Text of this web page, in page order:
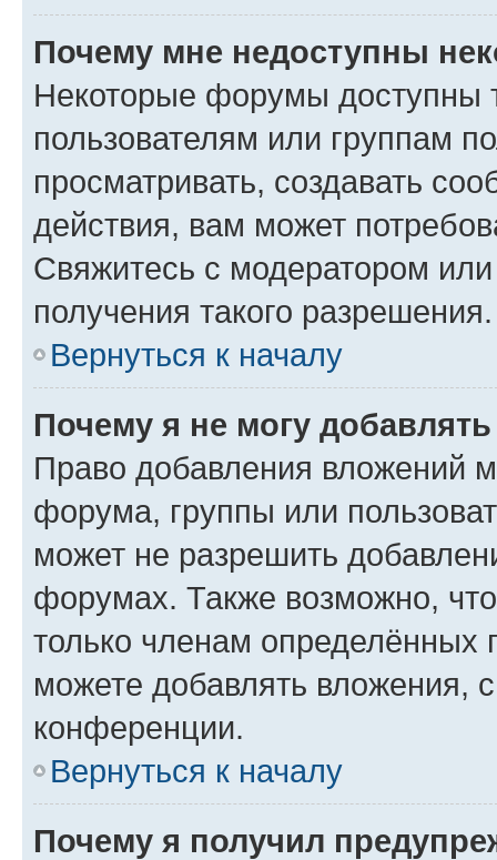
Почему мне недоступны
Некоторые форумы доступны
пользователям или группам
просматривать, создавать
действия, вам может
Свяжитесь с модератором
получения такого разрешения.
Вернуться к началу
Почему я не могу
Право добавления вложений
форума, группы или
может не разрешить
форумах. Также возможно,
только членам определённых
можете добавлять вложения,
конференции.
Вернуться к началу
Почему я получил